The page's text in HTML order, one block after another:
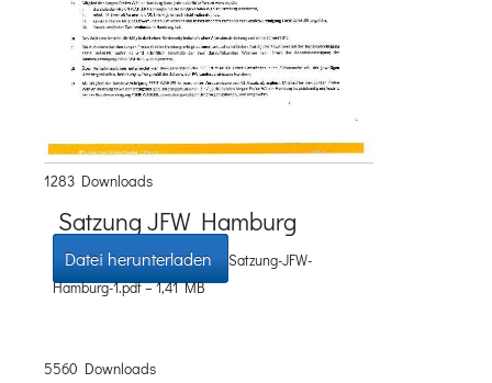
1283 Downloads
Satzung JFW Hamburg
Datei herunterladen
Satzung-JFW-
Hamburg-1.pdf – 1,41 MB
5560 Downloads